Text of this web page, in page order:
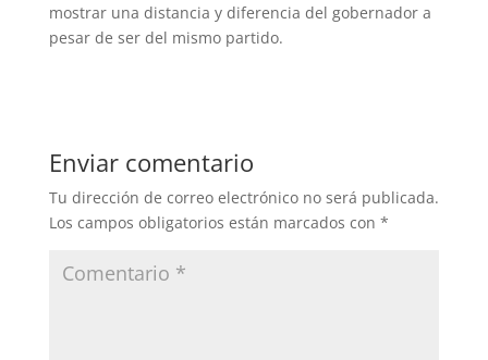
mostrar una distancia y diferencia del gobernador a
pesar de ser del mismo partido.
Enviar comentario
Tu dirección de correo electrónico no será publicada.
Los campos obligatorios están marcados con *